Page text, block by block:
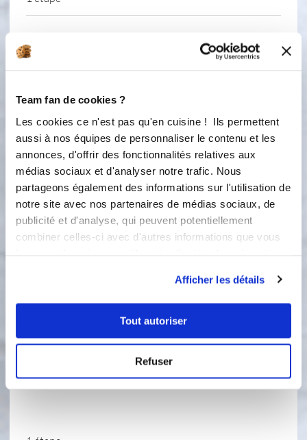
Team fan de cookies ?
Les cookies ce n'est pas qu'en cuisine ! Ils permettent
aussi à nos équipes de personnaliser le contenu et les
annonces, d'offrir des fonctionnalités relatives aux
médias sociaux et d'analyser notre trafic. Nous
partageons également des informations sur l'utilisation de
notre site avec nos partenaires de médias sociaux, de
publicité et d'analyse, qui peuvent potentiellement
combiner celles-ci avec d'autres informations que vous
Afficher les détails
Tout autoriser
Refuser
Mélangez tous les ingrédients dans un
Préparation de la garniture
Ingredients Liste de courses
20 gramme(s)de huile d'olive
tomate(s) "coeur de pigeon"